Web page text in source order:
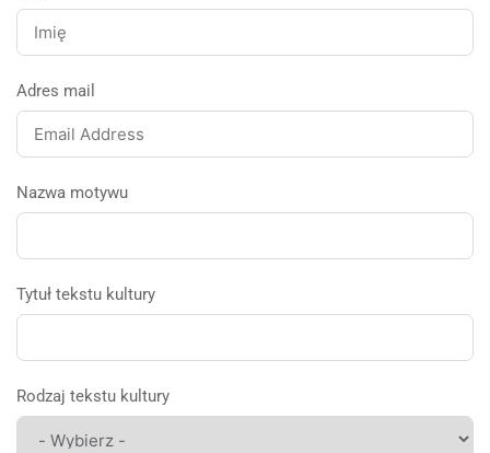
Adres mail
Nazwa motywu
Tytuł tekstu kultury
Rodzaj tekstu kultury